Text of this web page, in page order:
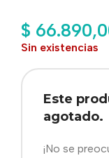
$
Sin existencias
Este
agotado.
¡No se